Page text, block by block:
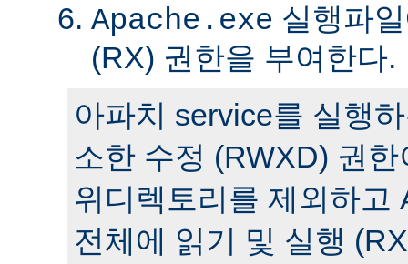
Apache.exe 실행파
(RX) 권한을 부여한다.
아파치 service를 실행
소한 수정 (RWXD) 권
위디렉토리를 제외하고
전체에 읽기 및 실행